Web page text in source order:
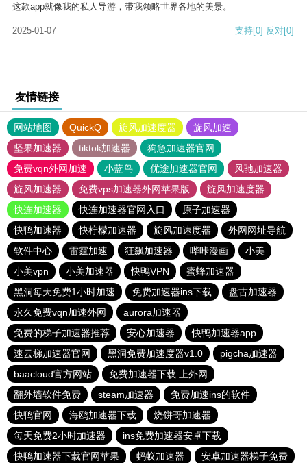
这款app就像我的私人导游，带我领略世界各地的美景。
2025-01-07 支持[0] 反对[0]
友情链接
网站地图 QuickQ 旋风加速度器
旋风加速
坚果加速器
tiktok加速器
狗急加速器官网
免费vqn外网加速
小蓝鸟 优途加速器官网
风驰加速器
旋风加速器
免费vps加速器外网苹果版
旋风加速度器
快连加速器
快连加速器官网入口
原子加速器
快鸭加速器
快柠檬加速器 旋风加速度器
外网网址导航
软件中心
雷霆加速 狂飙加速器 哔咔漫画
小美
小美vpn
小美加速器 快鸭VPN
蜜蜂加速器
黑洞每天免费1小时加速
免费加速器ins下载
盘古加速器
永久免费vqn加速外网
aurora加速器
免费的梯子加速器推荐
安心加速器
快鸭加速器app
速云梯加速器官网
黑洞免费加速度器v1.0
pigcha加速器
baacloud官方网站
免费加速器下载 上外网
翻外墙软件免费
steam加速器
免费加速ins的软件
快鸭官网
海鸥加速器下载
烧饼哥加速器
每天免费2小时加速器
ins免费加速器安卓下载
快鸭加速器下载官网苹果
蚂蚁加速器 安卓加速器梯子免费